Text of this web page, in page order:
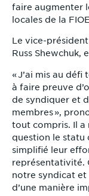
faire augmenter
locales de la
Le vice-
Russ Shewchuk,
« J’ai mis au
à faire preuve
de syndiquer et
membres »,
tout compris. Il a
question le statu
simplifié leur
représentativité.
notre syndicat et
d’une manière